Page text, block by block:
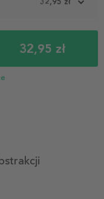
32,95 zł